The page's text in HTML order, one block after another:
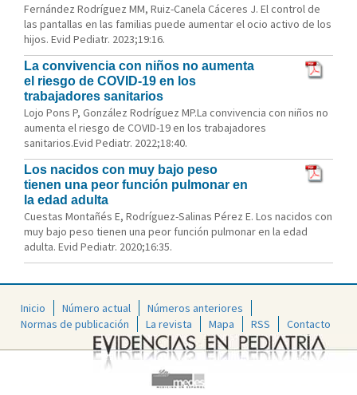
Fernández Rodríguez MM, Ruiz-Canela Cáceres J. El control de
las pantallas en las familias puede aumentar el ocio activo de los
hijos. Evid Pediatr. 2023;19:16.
La convivencia con niños no aumenta
el riesgo de COVID-19 en los
trabajadores sanitarios
Lojo Pons P, González Rodríguez MP.La convivencia con niños no
aumenta el riesgo de COVID-19 en los trabajadores
sanitarios.Evid Pediatr. 2022;18:40.
Los nacidos con muy bajo peso
tienen una peor función pulmonar en
la edad adulta
Cuestas Montañés E, Rodríguez-Salinas Pérez E. Los nacidos con
muy bajo peso tienen una peor función pulmonar en la edad
adulta. Evid Pediatr. 2020;16:35.
Inicio Número actual
Números anteriores
Normas de publicación
La revista Mapa RSS Contacto